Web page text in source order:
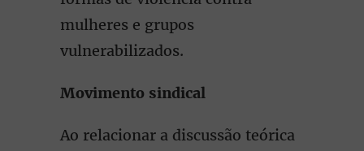
mulheres e grupos
vulnerabilizados.
Movimento sindical
Ao relacionar a discussão teórica